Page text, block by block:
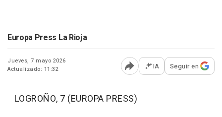
Europa Press La Rioja
Jueves, 7 mayo 2026
Actualizado: 11:32
Abrir opciones para
IA Seguir en
LOGROÑO, 7 (EUROPA PRESS)